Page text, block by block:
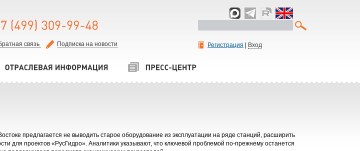
связь Подписка на новости Регистрация Вход
предлагается не выводить старое оборудование из эксплуатации на ряде станций, расширить
для проектов «РусГидро». Аналитики указывают, что ключевой проблемой по-прежнему останется